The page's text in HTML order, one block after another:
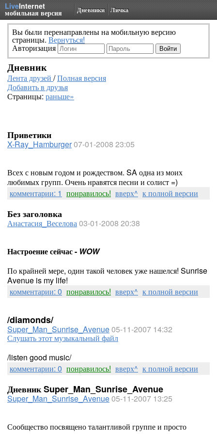
LiveInternet
мобильная версия Дневники Личка
Вы были перенаправлены на мобильную версию
страницы. Вернуться!
Авторизация
Дневник
Лента друзей /Полная версия
Добавить в друзья
Страницы: раньше»
Приветики
X-Ray_Hamburger07-01-2008 23:05
Всех с новым годом и рождеством. SA одна из моих
любимых групп. Очень нравятся песни и солист =)
комментарии: 1 понравилось! вверх^ к полной версии
Без заголовка
Анастасия_Веселова03-01-2008 20:38
Настроение сейчас - WOW
По крайней мере, один такой человек уже нашелся! Sunrise
Avenue is my life!
комментарии: 0 понравилось! вверх^ к полной версии
/diamonds/
Super_Man_Sunrise_Avenue05-11-2007 14:32
Слушать этот музыкальный файл
/listen good music/
комментарии: 0 понравилось! вверх^ к полной версии
Дневник Super_Man_Sunrise_Avenue
Super_Man_Sunrise_Avenue05-11-2007 13:25
Сообщество посвящено талантливой группе и просто